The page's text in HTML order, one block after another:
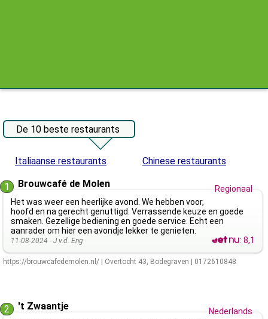
De 10 beste restaurants
Italiaanse restaurants Chinese restaurants
1 Brouwcafé de Molen
Regionaal
Het was weer een heerlijke avond. We hebben voor,
hoofd en na gerecht genuttigd. Verrassende keuze en goede
smaken. Gezellige bediening en goede service. Echt een
aanrader om hier een avondje lekker te genieten.
11-08-2024 - J v.d. Eng :8,1
https://brouwcafedemolen.nl/ Overtocht 43, Bodegraven 0172610848
2 't Zwaantje
Nederlands